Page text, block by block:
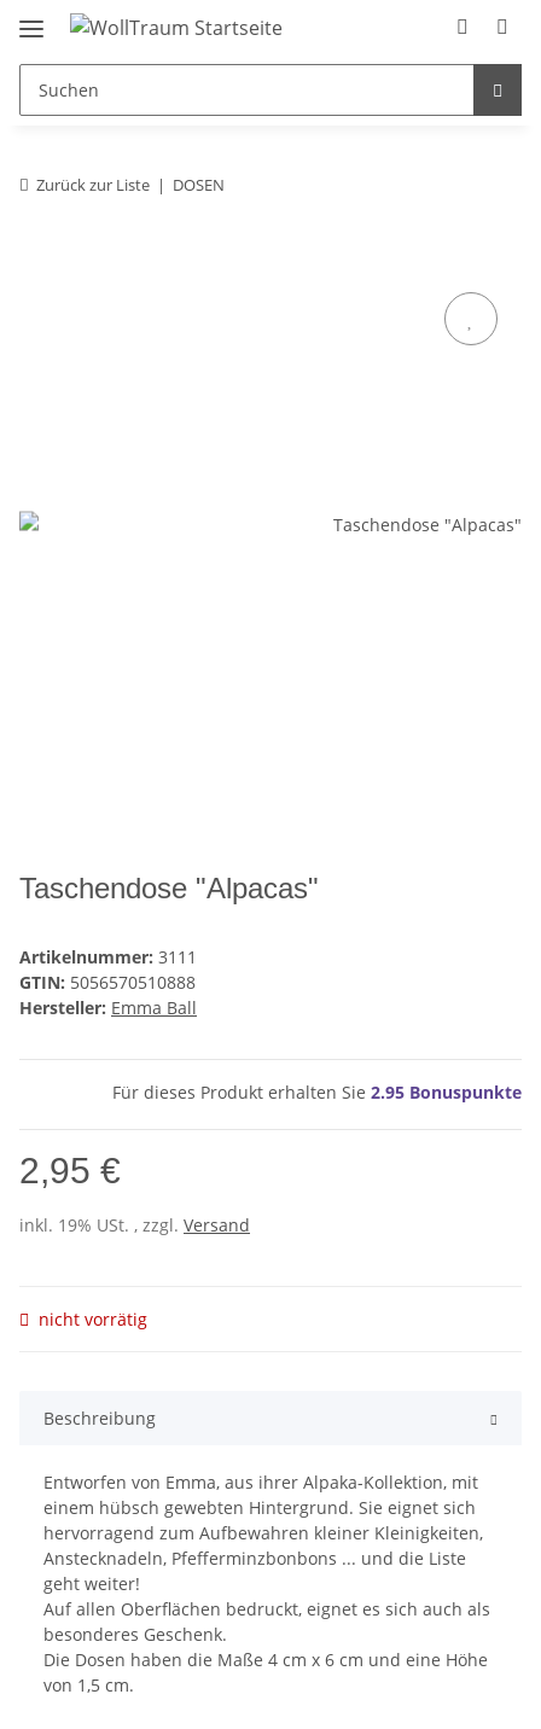
Zurück zur Liste DOSEN
Taschendose "Alpacas"
Artikelnummer: 3111
GTIN: 5056570510888
Hersteller: Emma Ball
Für dieses Produkt erhalten Sie 2.95 Bonuspunkte
2,95 €
inkl. 19% USt. , zzgl. Versand
nicht vorrätig
Beschreibung
Entworfen von Emma, ​​aus ihrer Alpaka-Kollektion, mit
einem hübsch gewebten Hintergrund. Sie eignet sich
hervorragend zum Aufbewahren kleiner Kleinigkeiten,
Anstecknadeln, Pfefferminzbonbons ... und die Liste
geht weiter!
Auf allen Oberflächen bedruckt, eignet es sich auch als
besonderes Geschenk.
Die Dosen haben die Maße 4 cm x 6 cm und eine Höhe
von 1,5 cm.